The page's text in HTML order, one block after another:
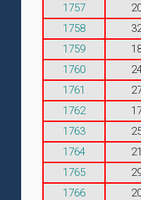
1757
1758
1759
1760
1761
1762
1763
1764
21
1765
1766